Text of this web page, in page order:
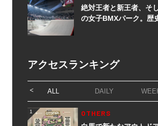
絶対王者と新王者、そ
の女子BMXパーク。歴
アクセスランキング
ALL DAILY
1 OTHERS